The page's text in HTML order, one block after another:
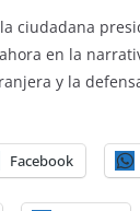
ciudadana
en la
y la
Facebook